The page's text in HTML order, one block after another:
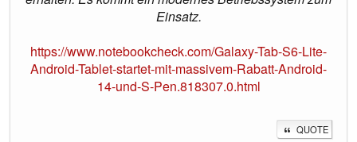
Einsatz.
https://www.notebookcheck.com/Galaxy-Tab-S6-Lite-
Android-Tablet-startet-mit-massivem-Rabatt-Android-
14-und-S-Pen.818307.0.html
QUOTE